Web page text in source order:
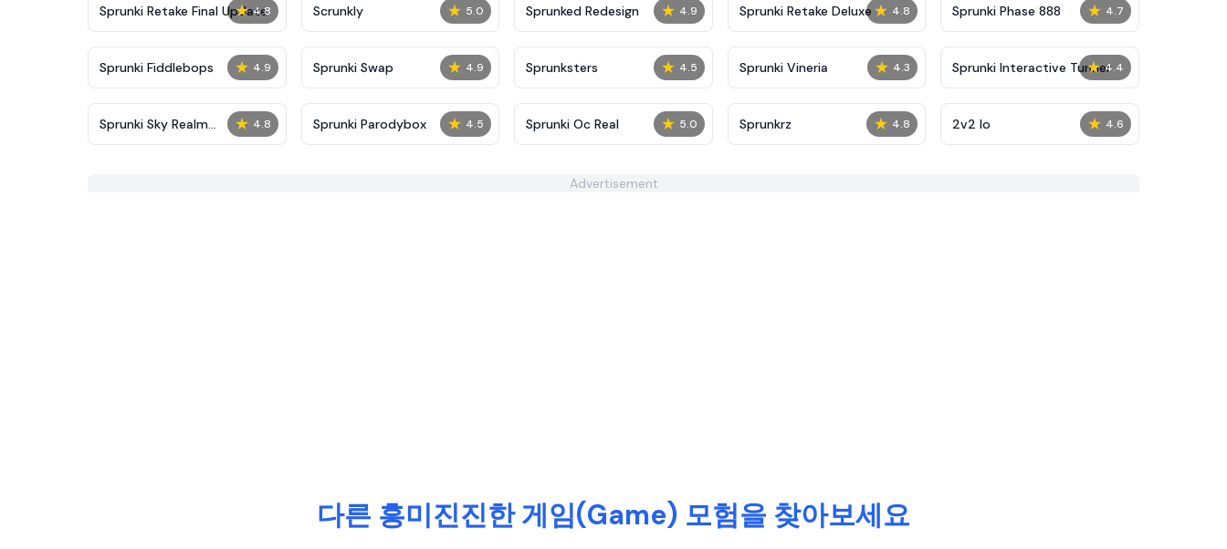
★ 4.8
Sprunki Retake Final Update ★ 5.0
Scrunkly ★ 4.9
Sprunked Redesign ★ 4.8
Sprunki Retake Deluxe ★ 4.7
Sprunki Phase 888
★ 4.9
Sprunki Fiddlebops ★ 4.9
Sprunki Swap ★ 4.5
Sprunksters ★ 4.3
Sprunki Vineria ★ 4.4
Sprunki Interactive Tunner
★ 4.8
Sprunki Sky Realm
ReMastered
★ 4.5
Sprunki Parodybox ★ 5.0
Sprunki Oc Real ★ 4.8
Sprunkrz ★ 4.6
2v2 Io
Advertisement
다른 흥미진진한 게임(Game) 모험을 찾아보세요